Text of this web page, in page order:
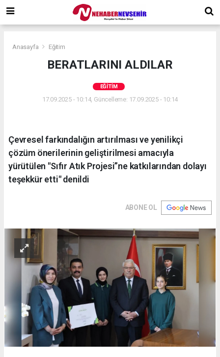
Anasayfa Eğitim
BERATLARINI ALDILAR
EĞITIM
17.09.2025 - 10:14, Güncelleme: 17.09.2025 - 10:14
Çevresel farkındalığın artırılması ve yenilikçi
çözüm önerilerinin geliştirilmesi amacıyla
yürütülen "Sıfır Atık Projesi”ne katkılarından dolayı
teşekkür etti" denildi
ABONE OL